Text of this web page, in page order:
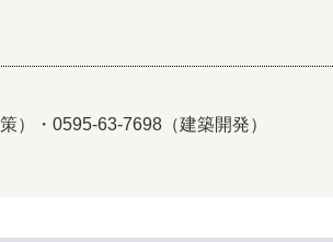
）・0595-63-7698（建築開発）